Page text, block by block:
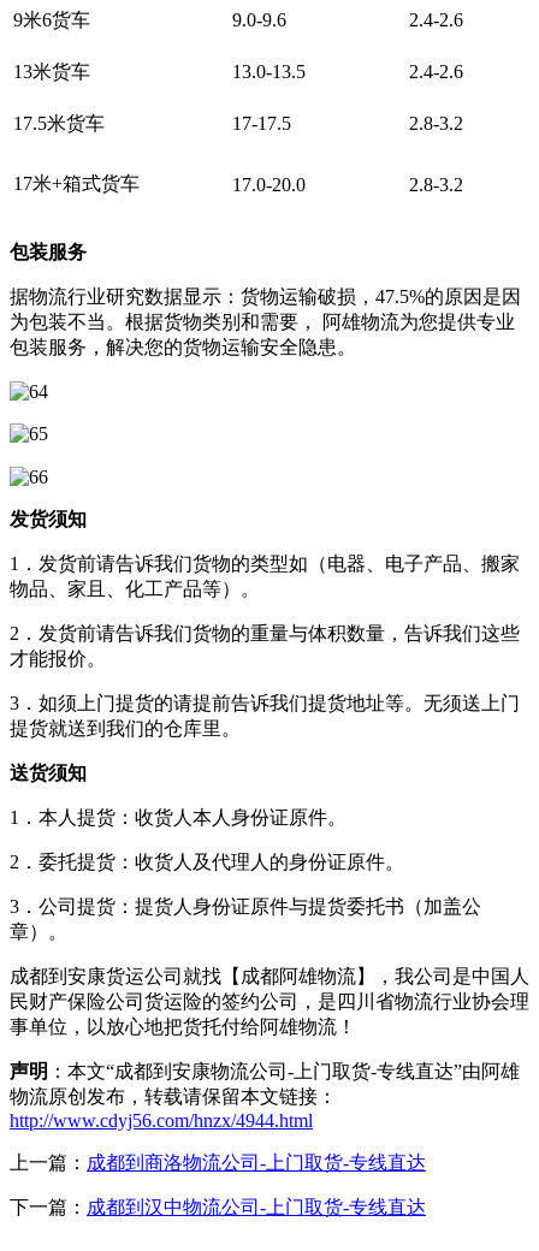
9米6货车 9.0-9.6 2.4-2.6
13米货车 13.0-13.5 2.4-2.6
17.5米货车 17-17.5 2.8-3.2
17米+箱式货车 17.0-20.0 2.8-3.2
包装服务
据物流行业研究数据显示：货物运输破损，47.5%的原因是因
为包装不当。根据货物类别和需要， 阿雄物流为您提供专业
包装服务，解决您的货物运输安全隐患。
发货须知
1．发货前请告诉我们货物的类型如（电器、电子产品、搬家
物品、家且、化工产品等）。
2．发货前请告诉我们货物的重量与体积数量，告诉我们这些
才能报价。
3．如须上门提货的请提前告诉我们提货地址等。无须送上门
提货就送到我们的仓库里。
送货须知
1．本人提货：收货人本人身份证原件。
2．委托提货：收货人及代理人的身份证原件。
3．公司提货：提货人身份证原件与提货委托书（加盖公
章）。
成都到安康货运公司就找【成都阿雄物流】，我公司是中国人
民财产保险公司货运险的签约公司，是四川省物流行业协会理
事单位，以放心地把货托付给阿雄物流！
声明 ：本文“成都到安康物流公司-上门取货-专线直达”由阿雄
物流原创发布，转载请保留本文链接：
http://www.cdyj56.com/hnzx/4944.html
上一篇： 成都到商洛物流公司-上门取货-专线直达
下一篇： 成都到汉中物流公司-上门取货-专线直达